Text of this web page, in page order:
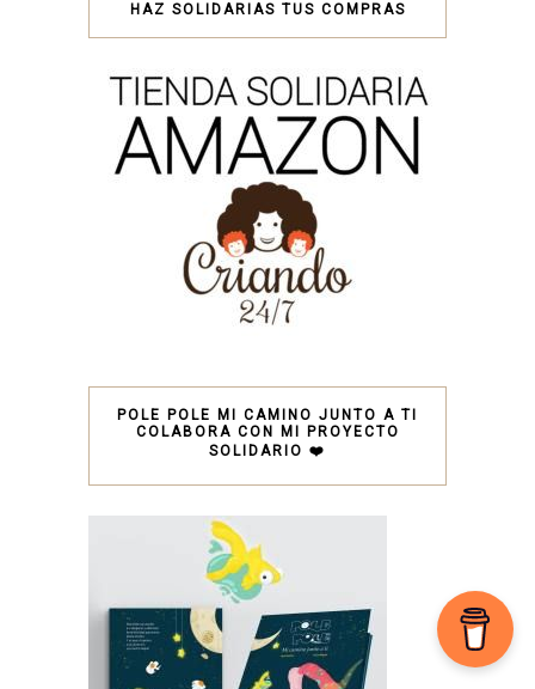
HAZ SOLIDARIAS TUS COMPRAS
POLE POLE MI CAMINO JUNTO A TI
COLABORA CON MI PROYECTO
SOLIDARIO ❤️